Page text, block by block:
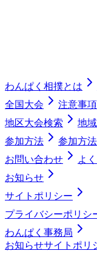
わんぱく相撲とは
全国大会
注意事項
地区大会検索
地
参加方法
参加方
お問い合わせ
よ
お知らせ
サイトポリシー
プライバシーポリシ
わんぱく事務局
お知らせサイトポリ